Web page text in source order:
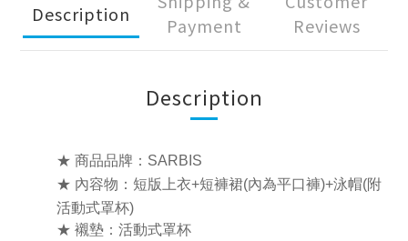
Description
Payment
Reviews
Description
★ 商品品牌：SARBIS
★ 內容物：短版上衣+短褲裙(內為平口褲)+泳帽(附
活動式罩杯)
★ 襯墊：活動式罩杯